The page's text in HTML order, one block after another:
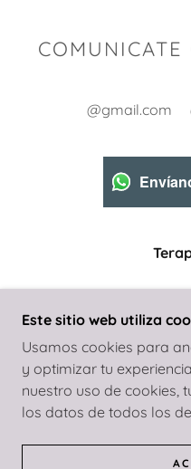
COMUNICATE
@gmail.com
Ciudad de
COPYRIGHT © 2024
CON
Este sitio web utiliza
Usamos cookies para
y optimizar tu
nuestro uso de cookies,
los datos de todos los